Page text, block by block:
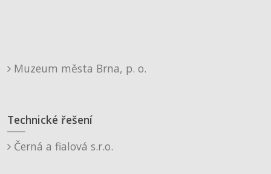
Muzeum města Brna, p. o.
Technické řešení
Černá a fialová s.r.o.